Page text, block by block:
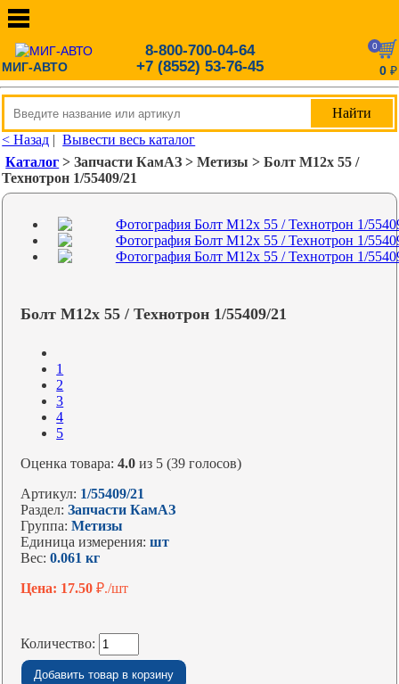
МИГ-АВТО
8-800-700-04-64
+7 (8552) 53-76-45
0
0 ₽
< Назад |Вывести весь каталог
Каталог > Запчасти КамАЗ > Метизы > Болт М12х 55 /
Технотрон 1/55409/21
Болт М12х 55 / Технотрон 1/55409/21
1
2
3
4
5
Оценка товара:4.0 из 5 (39 голосов)
Артикул: 1/55409/21
Раздел:Запчасти КамАЗ
Группа:Метизы
Единица измерения:шт
Вес:0.061 кг
Цена: 17.50₽./шт
Количество: